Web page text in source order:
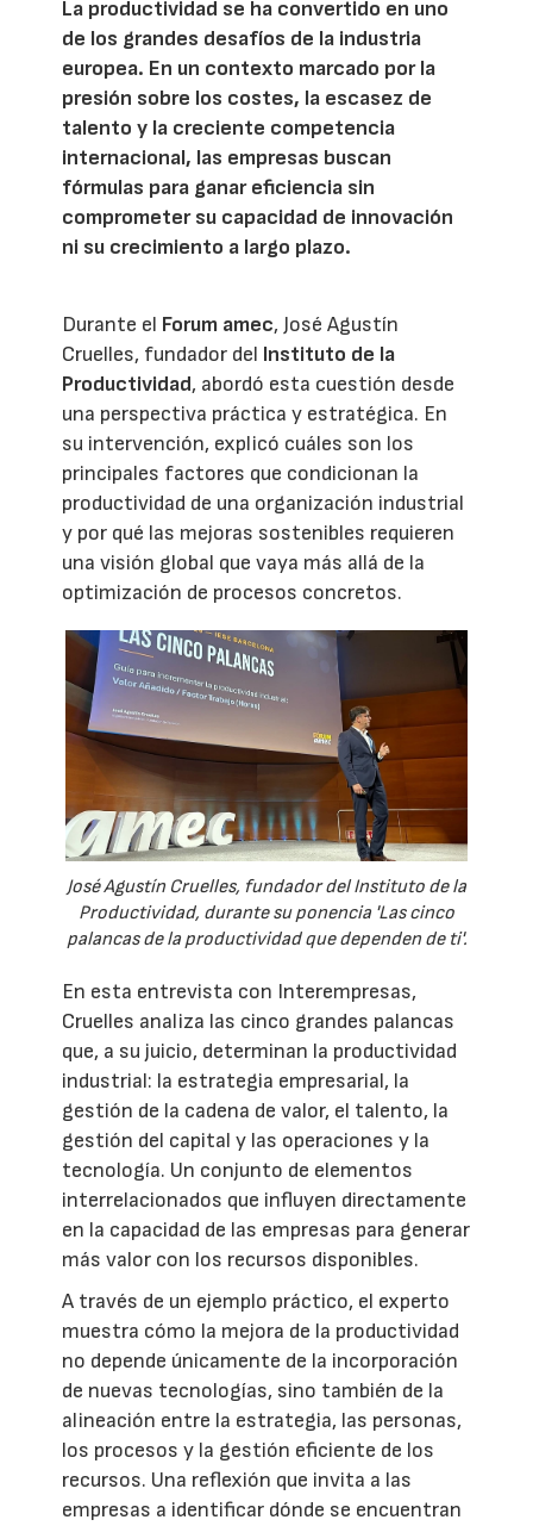
La productividad se ha convertido en uno
de los grandes desafíos de la industria
europea. En un contexto marcado por la
presión sobre los costes, la escasez de
talento y la creciente competencia
internacional, las empresas buscan
fórmulas para ganar eficiencia sin
comprometer su capacidad de innovación
ni su crecimiento a largo plazo.
Durante el Forum amec, José Agustín
Cruelles, fundador del Instituto de la
Productividad, abordó esta cuestión desde
una perspectiva práctica y estratégica. En
su intervención, explicó cuáles son los
principales factores que condicionan la
productividad de una organización industrial
y por qué las mejoras sostenibles requieren
una visión global que vaya más allá de la
optimización de procesos concretos.
José Agustín Cruelles, fundador del Instituto de la
Productividad, durante su ponencia 'Las cinco
palancas de la productividad que dependen de ti'.
En esta entrevista con Interempresas,
Cruelles analiza las cinco grandes palancas
que, a su juicio, determinan la productividad
industrial: la estrategia empresarial, la
gestión de la cadena de valor, el talento, la
gestión del capital y las operaciones y la
tecnología. Un conjunto de elementos
interrelacionados que influyen directamente
en la capacidad de las empresas para generar
más valor con los recursos disponibles.
A través de un ejemplo práctico, el experto
muestra cómo la mejora de la productividad
no depende únicamente de la incorporación
de nuevas tecnologías, sino también de la
alineación entre la estrategia, las personas,
los procesos y la gestión eficiente de los
recursos. Una reflexión que invita a las
empresas a identificar dónde se encuentran